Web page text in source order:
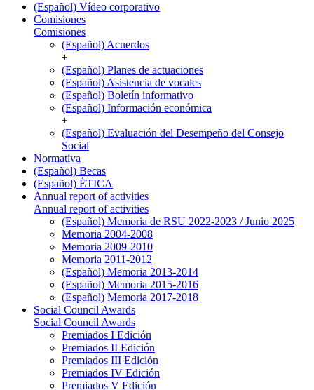
(Español) Vídeo corporativo
Comisiones
Comisiones
(Español) Acuerdos
+
(Español) Planes de actuaciones
(Español) Asistencia de vocales
(Español) Boletín informativo
(Español) Información económica
+
(Español) Evaluación del Desempeño del Consejo
Social
Normativa
(Español) Becas
(Español) ÉTICA
Annual report of activities
Annual report of activities
(Español) Memoria de RSU 2022-2023 / Junio 2025
Memoria 2004-2008
Memoria 2009-2010
Memoria 2011-2012
(Español) Memoria 2013-2014
(Español) Memoria 2015-2016
(Español) Memoria 2017-2018
Social Council Awards
Social Council Awards
Premiados I Edición
Premiados II Edición
Premiados III Edición
Premiados IV Edición
Premiados V Edición